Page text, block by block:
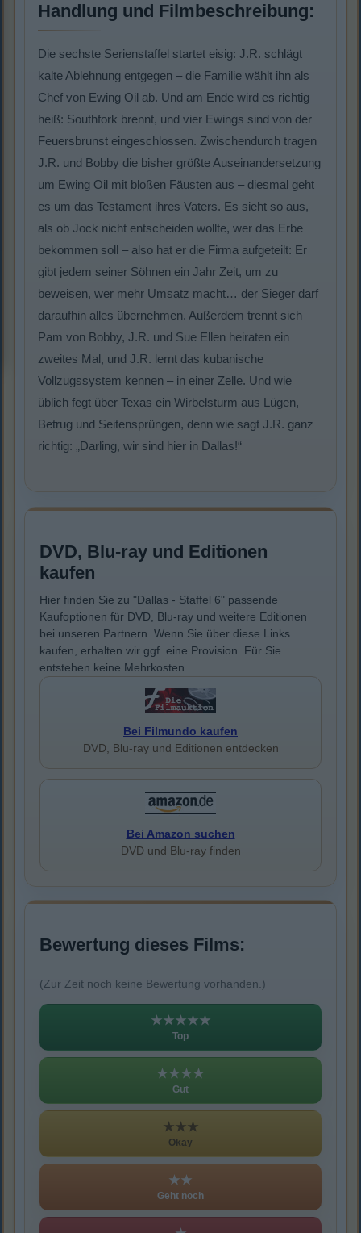
Handlung und Filmbeschreibung:
Die sechste Serienstaffel startet eisig: J.R. schlägt
kalte Ablehnung entgegen – die Familie wählt ihn als
Chef von Ewing Oil ab. Und am Ende wird es richtig
heiß: Southfork brennt, und vier Ewings sind von der
Feuersbrunst eingeschlossen. Zwischendurch tragen
J.R. und Bobby die bisher größte Auseinandersetzung
um Ewing Oil mit bloßen Fäusten aus – diesmal geht
es um das Testament ihres Vaters. Es sieht so aus,
als ob Jock nicht entscheiden wollte, wer das Erbe
bekommen soll – also hat er die Firma aufgeteilt: Er
gibt jedem seiner Söhnen ein Jahr Zeit, um zu
beweisen, wer mehr Umsatz macht… der Sieger darf
daraufhin alles übernehmen. Außerdem trennt sich
Pam von Bobby, J.R. und Sue Ellen heiraten ein
zweites Mal, und J.R. lernt das kubanische
Vollzugssystem kennen – in einer Zelle. Und wie
üblich fegt über Texas ein Wirbelsturm aus Lügen,
Betrug und Seitensprüngen, denn wie sagt J.R. ganz
richtig: „Darling, wir sind hier in Dallas!“
DVD, Blu-ray und Editionen
kaufen
Hier finden Sie zu "Dallas - Staffel 6" passende
Kaufoptionen für DVD, Blu-ray und weitere Editionen
bei unseren Partnern. Wenn Sie über diese Links
kaufen, erhalten wir ggf. eine Provision. Für Sie
entstehen keine Mehrkosten.
Bei Filmundo kaufen
DVD, Blu-ray und Editionen entdecken
Bei Amazon suchen
DVD und Blu-ray finden
Bewertung dieses Films:
(Zur Zeit noch keine Bewertung vorhanden.)
★★★★★
Top
★★★★
Gut
★★★
Okay
★★
Geht noch